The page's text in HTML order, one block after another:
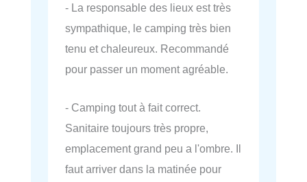
- La responsable des lieux est très
sympathique, le camping très bien
tenu et chaleureux. Recommandé
pour passer un moment agréable.
- Camping tout à fait correct.
Sanitaire toujours très propre,
emplacement grand peu a l'ombre. Il
faut arriver dans la matinée pour